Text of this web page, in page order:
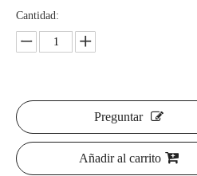
Cantidad:
Preguntar
Añadir al carrito